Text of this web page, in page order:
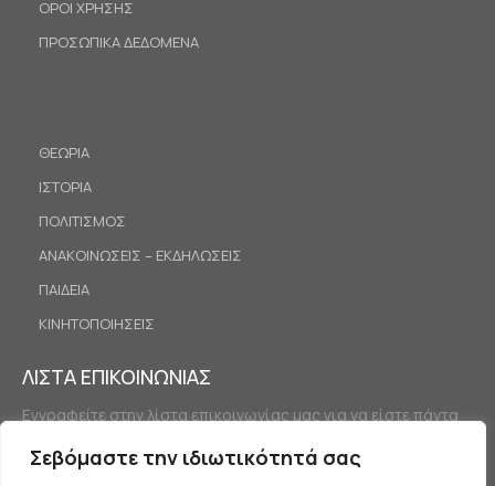
Σεβόμαστε την ιδιωτικότητά σας
ΟΡΟΙ ΧΡΗΣΗΣ
ΠΡΟΣΩΠΙΚΑ ΔΕΔΟΜΕΝΑ
ΘΕΩΡΙΑ
ΙΣΤΟΡΙΑ
ΠΟΛΙΤΙΣΜΟΣ
ΑΝΑΚΟΙΝΩΣΕΙΣ – ΕΚΔΗΛΩΣΕΙΣ
ΠΑΙΔΕΙΑ
ΚΙΝΗΤΟΠΟΙΗΣΕΙΣ
ΛΙΣΤΑ ΕΠΙΚΟΙΝΩΝΙΑΣ
Εγγραφείτε στην λίστα επικοινωνίας μας για να είστε πάντα